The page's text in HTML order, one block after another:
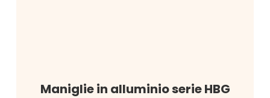
Maniglie in alluminio serie HBG